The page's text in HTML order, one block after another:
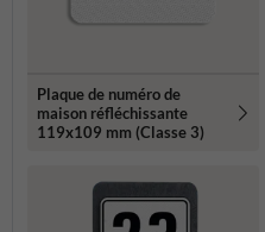
Plaque de numéro de
maison réfléchissante
119x109 mm (Classe 3)